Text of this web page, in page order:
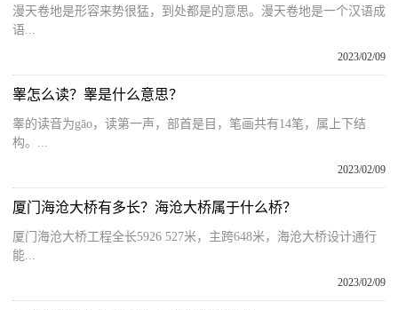
漫天卷地是形容来势很猛，到处都是的意思。漫天卷地是一个汉语成
语...
2023/02/09
睾怎么读？睾是什么意思？
睾的读音为gāo，读第一声，部首是目，笔画共有14笔，属上下结
构。...
2023/02/09
厦门海沧大桥有多长？海沧大桥属于什么桥？
厦门海沧大桥工程全长5926 527米，主跨648米，海沧大桥设计通行
能...
2023/02/09